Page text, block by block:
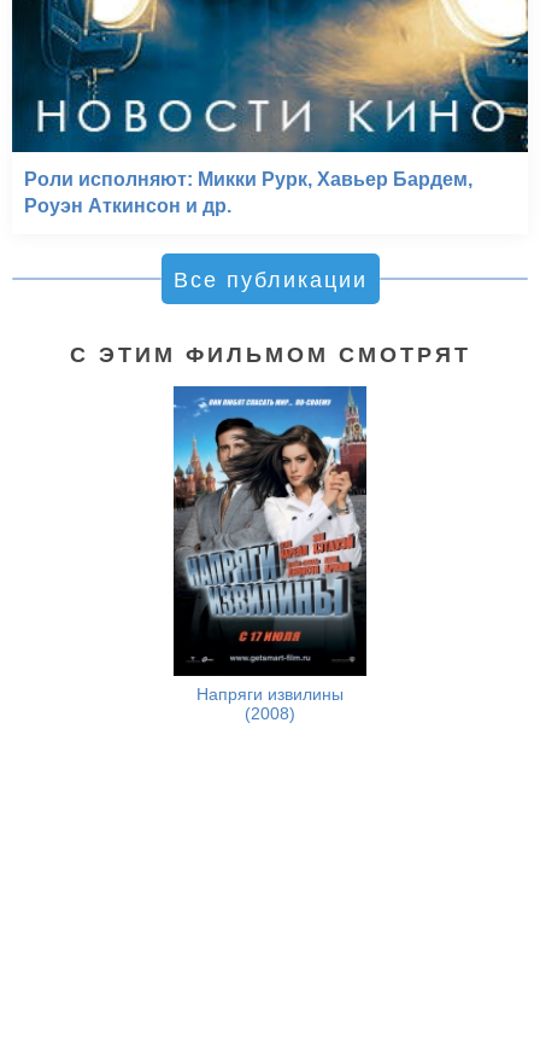
Роли исполняют: Микки Рурк, Хавьер Бардем,
Роуэн Аткинсон и др.
Все публикации
С ЭТИМ ФИЛЬМОМ СМОТРЯТ
Напряги извилины
(2008)